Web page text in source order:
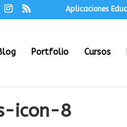
Aplicaciones
Portfolio Cursos
icon-8